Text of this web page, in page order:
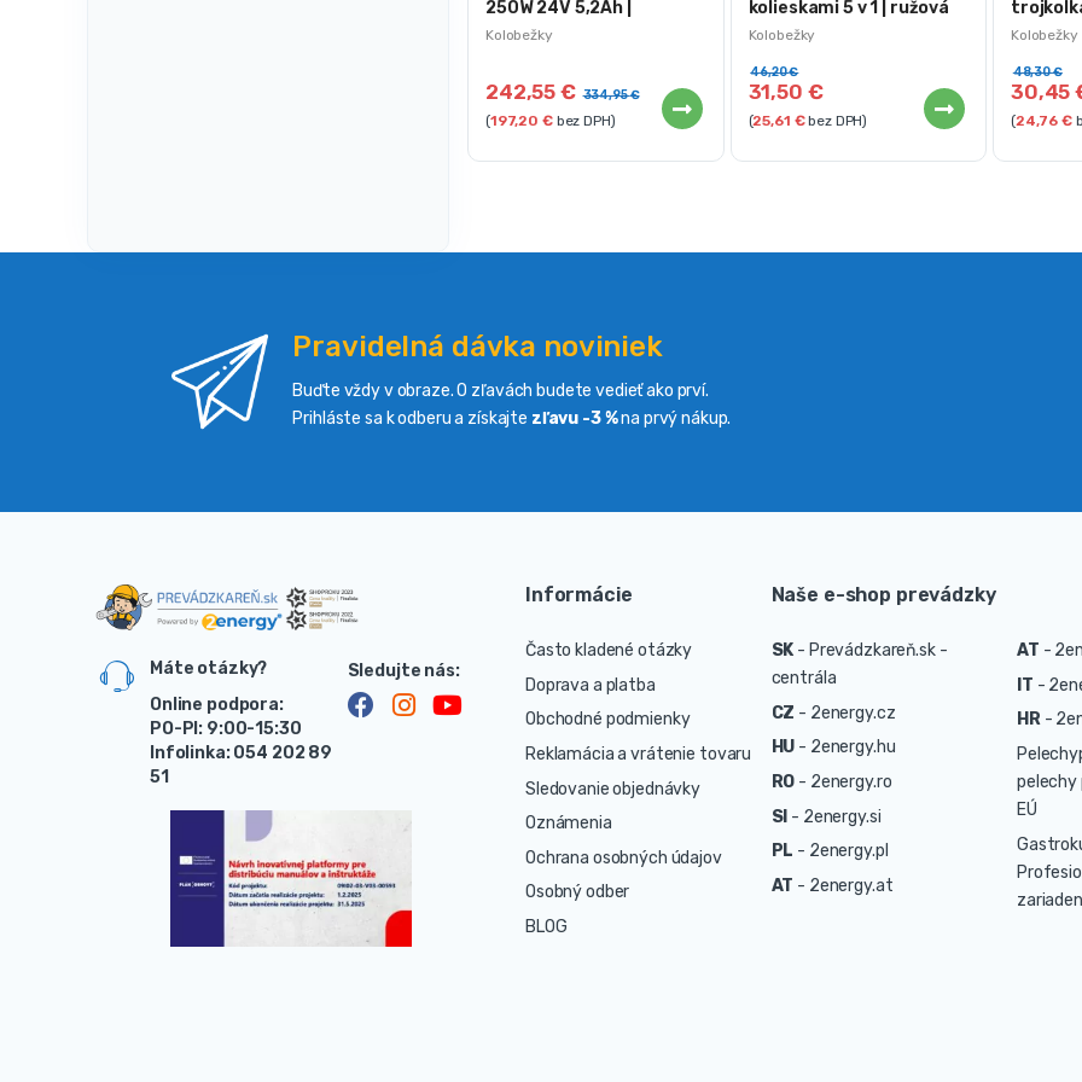
Kolobežky
250W 24V 5,2Ah |
Thunder
242,55€ 334,95€
(197,20 €bez DPH)
Kolobežky
kolieskami 5 v 1 | ružová
31,50 €
46,20€
(25,61 €bez DPH)
Kolobežky
modrá
30,45
48,30€
(24,76€
Pravidelná dávka noviniek
Buďte vždy v obraze. O zľavách budete vedieť ako prví.
Prihláste sa k odberu a získajte zľavu -3 %na prvý nákup.
Máte otázky?
Online podpora:
PO-PI: 9:00-15:30
Infolinka: 054 202 89
51
Informácie
Často kladené otázky
Doprava a platba
Obchodné podmienky
Reklamácia a vrátenie tovaru
Sledovanie objednávky
Oznámenia
Ochrana osobných údajov
Osobný odber
BLOG
Naše e-shop prevádzky
SK - Prevádzkareň.sk -
centrála
CZ - 2energy.cz
HU - 2energy.hu
RO - 2energy.ro
SI - 2energy.si
PL - 2energy.pl
AT - 2energy.at
AT -
IT -
HR-
pelechy
EÚ